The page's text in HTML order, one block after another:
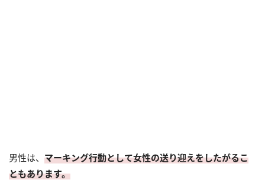
男性は、 マーキング行動として女性の送り迎えをしたがるこ
ともあります。